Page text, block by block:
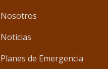
Nosotros
Noticias
Planes de Emergencia